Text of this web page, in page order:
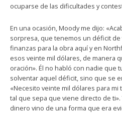
ocuparse de las dificultades y
En una ocasión, Moody me dijo:
sorpresa, que tenemos un déficit
finanzas para la obra aquí y en
esos veinte mil dólares, de manera
oración». Él no habló con nadie que
solventar aquel déficit, sino que se
«Necesito veinte mil dólares para
tal que sepa que viene directo de ti».
dinero vino de una forma que era